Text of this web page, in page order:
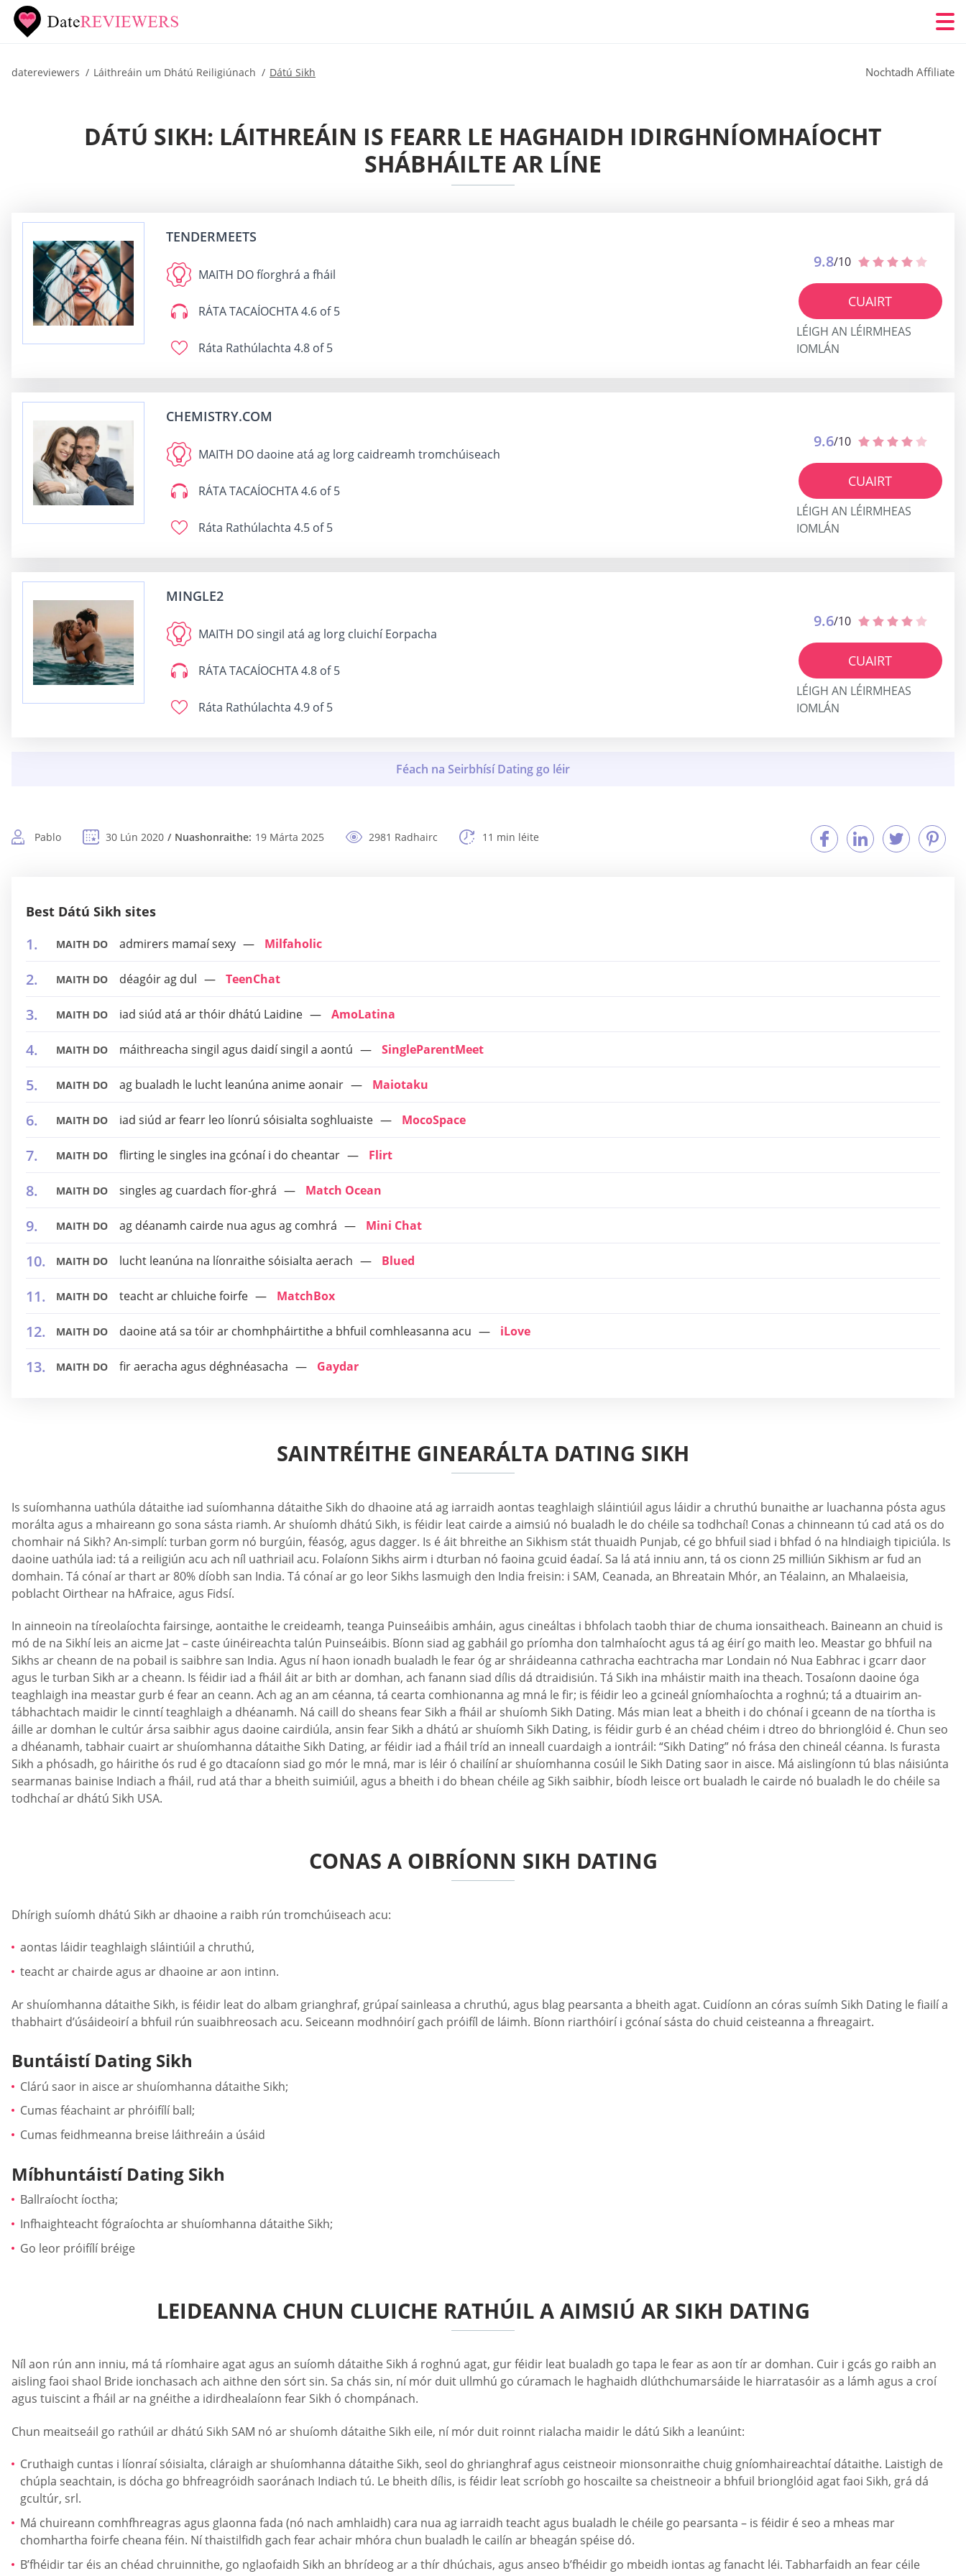
datereviewers Láithreáin um Dhátú Reiligiúnach Dátú Sikh Nochtadh Affiliate
DÁTÚ SIKH: LÁITHREÁIN IS FEARR LE HAGHAIDH IDIRGHNÍOMHAÍOCHT
SHÁBHÁILTE AR LÍNE
TENDERMEETS
MAITH DOfíorghrá a fháil
RÁTA TACAÍOCHTA4.6 of 5
Ráta Rathúlachta 4.8 of 5
9.8/10
CUAIRT
LÉIGH AN LÉIRMHEAS
IOMLÁN
CHEMISTRY.COM
MAITH DO daoine atá ag lorg caidreamh tromchúiseach
RÁTA TACAÍOCHTA4.6 of 5
Ráta Rathúlachta 4.5 of 5
9.6/10
CUAIRT
LÉIGH AN LÉIRMHEAS
IOMLÁN
MINGLE2
MAITH DOsingil atá ag lorg cluichí Eorpacha
RÁTA TACAÍOCHTA4.8 of 5
Ráta Rathúlachta 4.9 of 5
9.6/10
CUAIRT
LÉIGH AN LÉIRMHEAS
IOMLÁN
Pablo 30 Lún 2020 Nuashonraithe: 19 Márta 2025 2981 Radhairc 11 min léite
Best Dátú Sikh sites
MAITH DO admirers mamaí sexy Milfaholic
MAITH DO déagóir ag dul TeenChat
MAITH DO iad siúd atá ar thóir dhátú Laidine AmoLatina
MAITH DO máithreacha singil agus daidí singil a aontú SingleParentMeet
MAITH DO ag bualadh le lucht leanúna anime aonair Maiotaku
MAITH DO iad siúd ar fearr leo líonrú sóisialta soghluaiste MocoSpace
MAITH DO flirting le singles ina gcónaí i do cheantar Flirt
MAITH DO singles ag cuardach fíor-ghrá Match Ocean
MAITH DO ag déanamh cairde nua agus ag comhrá Mini Chat
MAITH DO lucht leanúna na líonraithe sóisialta aerach Blued
MAITH DO teacht ar chluiche foirfe MatchBox
MAITH DO daoine atá sa tóir ar chomhpháirtithe a bhfuil comhleasanna acu iLove
MAITH DO fir aeracha agus déghnéasacha Gaydar
SAINTRÉITHE GINEARÁLTA DATING SIKH
Is suíomhanna uathúla dátaithe iad suíomhanna dátaithe Sikh do dhaoine atá ag iarraidh aontas teaghlaigh sláintiúil agus láidir a chruthú bunaithe ar luachanna pósta agus
morálta agus a mhaireann go sona sásta riamh. Ar shuíomh dhátú Sikh, is féidir leat cairde a aimsiú nó bualadh le do chéile sa todhchaí! Conas a chinneann tú cad atá os do
chomhair ná Sikh? An-simplí: turban gorm nó burgúin, féasóg, agus dagger. Is é áit bhreithe an Sikhism stát thuaidh Punjab, cé go bhfuil siad i bhfad ó na hIndiaigh tipiciúla. Is
daoine uathúla iad: tá a reiligiún acu ach níl uathriail acu. Folaíonn Sikhs airm i dturban nó faoina gcuid éadaí. Sa lá atá inniu ann, tá os cionn 25 milliún Sikhism ar fud an
domhain. Tá cónaí ar thart ar 80% díobh san India. Tá cónaí ar go leor Sikhs lasmuigh den India freisin: i SAM, Ceanada, an Bhreatain Mhór, an Téalainn, an Mhalaeisia,
poblacht Oirthear na hAfraice, agus Fidsí.
In ainneoin na tíreolaíochta fairsinge, aontaithe le creideamh, teanga Puinseáibis amháin, agus cineáltas i bhfolach taobh thiar de chuma ionsaitheach. Baineann an chuid is
mó de na Sikhí leis an aicme Jat – caste úinéireachta talún Puinseáibis. Bíonn siad ag gabháil go príomha don talmhaíocht agus tá ag éirí go maith leo. Meastar go bhfuil na
Sikhs ar cheann de na pobail is saibhre san India. Agus ní haon ionadh bualadh le fear óg ar shráideanna cathracha eachtracha mar Londain nó Nua Eabhrac i gcarr daor
agus le turban Sikh ar a cheann. Is féidir iad a fháil áit ar bith ar domhan, ach fanann siad dílis dá dtraidisiún. Tá Sikh ina mháistir maith ina theach. Tosaíonn daoine óga
teaghlaigh ina meastar gurb é fear an ceann. Ach ag an am céanna, tá cearta comhionanna ag mná le fir; is féidir leo a gcineál gníomhaíochta a roghnú; tá a dtuairim an-
tábhachtach maidir le cinntí teaghlaigh a dhéanamh. Ná caill do sheans fear Sikh a fháil ar shuíomh Sikh Dating. Más mian leat a bheith i do chónaí i gceann de na tíortha is
áille ar domhan le cultúr ársa saibhir agus daoine cairdiúla, ansin fear Sikh a dhátú ar shuíomh Sikh Dating, is féidir gurb é an chéad chéim i dtreo do bhrionglóid é. Chun seo
a dhéanamh, tabhair cuairt ar shuíomhanna dátaithe Sikh Dating, ar féidir iad a fháil tríd an inneall cuardaigh a iontráil: “Sikh Dating” nó frása den chineál céanna. Is furasta
Sikh a phósadh, go háirithe ós rud é go dtacaíonn siad go mór le mná, mar is léir ó chailíní ar shuíomhanna cosúil le Sikh Dating saor in aisce. Má aislingíonn tú blas náisiúnta
searmanas bainise Indiach a fháil, rud atá thar a bheith suimiúil, agus a bheith i do bhean chéile ag Sikh saibhir, bíodh leisce ort bualadh le cairde nó bualadh le do chéile sa
todhchaí ar dhátú Sikh USA.
CONAS A OIBRÍONN SIKH DATING
Dhírigh suíomh dhátú Sikh ar dhaoine a raibh rún tromchúiseach acu:
aontas láidir teaghlaigh sláintiúil a chruthú,
teacht ar chairde agus ar dhaoine ar aon intinn.
Ar shuíomhanna dátaithe Sikh, is féidir leat do albam grianghraf, grúpaí sainleasa a chruthú, agus blag pearsanta a bheith agat. Cuidíonn an córas suímh Sikh Dating le fiailí a
thabhairt d’úsáideoirí a bhfuil rún suaibhreosach acu. Seiceann modhnóirí gach próifíl de láimh. Bíonn riarthóirí i gcónaí sásta do chuid ceisteanna a fhreagairt.
Buntáistí Dating Sikh
Clárú saor in aisce ar shuíomhanna dátaithe Sikh;
Cumas féachaint ar phróifílí ball;
Cumas feidhmeanna breise láithreáin a úsáid
Míbhuntáistí Dating Sikh
Ballraíocht íoctha;
Infhaighteacht fógraíochta ar shuíomhanna dátaithe Sikh;
Go leor próifílí bréige
LEIDEANNA CHUN CLUICHE RATHÚIL A AIMSIÚ AR SIKH DATING
Níl aon rún ann inniu, má tá ríomhaire agat agus an suíomh dátaithe Sikh á roghnú agat, gur féidir leat bualadh go tapa le fear as aon tír ar domhan. Cuir i gcás go raibh an
aisling faoi shaol Bride ionchasach ach aithne den sórt sin. Sa chás sin, ní mór duit ullmhú go cúramach le haghaidh dlúthchumarsáide le hiarratasóir as a lámh agus a croí
agus tuiscint a fháil ar na gnéithe a idirdhealaíonn fear Sikh ó chompánach.
Chun meaitseáil go rathúil ar dhátú Sikh SAM nó ar shuíomh dátaithe Sikh eile, ní mór duit roinnt rialacha maidir le dátú Sikh a leanúint:
Cruthaigh cuntas i líonraí sóisialta, cláraigh ar shuíomhanna dátaithe Sikh, seol do ghrianghraf agus ceistneoir mionsonraithe chuig gníomhaireachtaí dátaithe. Laistigh de
chúpla seachtain, is dócha go bhfreagróidh saoránach Indiach tú. Le bheith dílis, is féidir leat scríobh go hoscailte sa cheistneoir a bhfuil brionglóid agat faoi Sikh, grá dá
gcultúr, srl.
Má chuireann comhfhreagras agus glaonna fada (nó nach amhlaidh) cara nua ag iarraidh teacht agus bualadh le chéile go pearsanta – is féidir é seo a mheas mar
chomhartha foirfe cheana féin. Ní thaistilfidh gach fear achair mhóra chun bualadh le cailín ar bheagán spéise dó.
B’fhéidir tar éis an chéad chruinnithe, go nglaofaidh Sikh an bhrídeog ar a thír dhúchais, agus anseo b’fhéidir go mbeidh iontas ag fanacht léi. Tabharfaidh an fear céile